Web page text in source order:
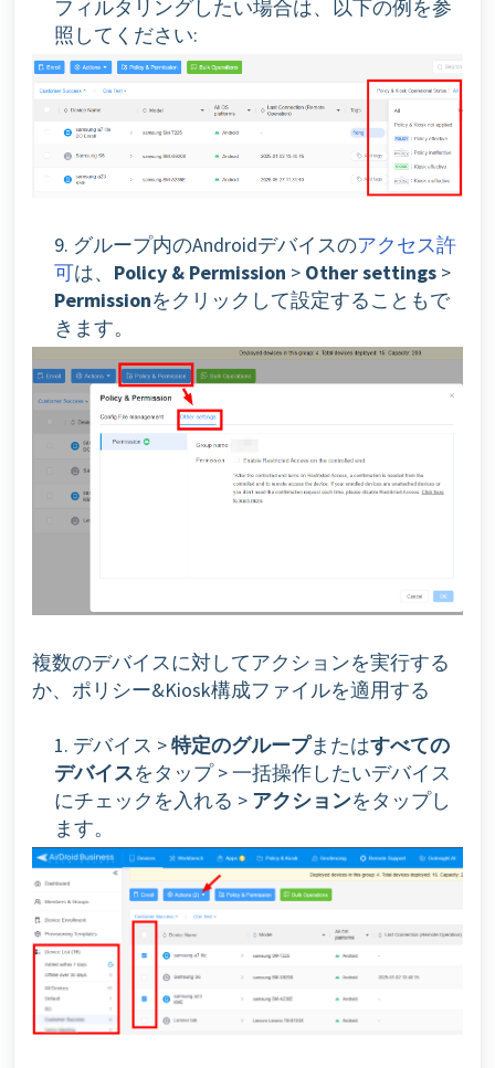
フィルタリングしたい場合は、以下の例を参
照してください:
9. グループ内のAndroidデバイスのアクセス許
可は、 Policy & Permission > Other settings >
Permissionをクリックして設定することもで
きます。
複数のデバイスに対してアクションを実行する
か、ポリシー&Kiosk構成ファイルを適用する
1. デバイス >特定のグループまたはすべての
デバイスをタップ > 一括操作したいデバイス
にチェックを入れる > アクションをタップし
ます。